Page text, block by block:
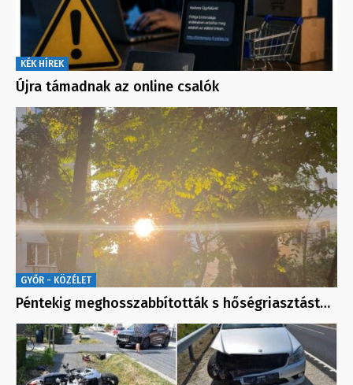
KÉK HÍREK
Újra támadnak az online csalók
GYŐR - KÖZÉLET
Péntekig meghosszabbították s hőségriasztást…